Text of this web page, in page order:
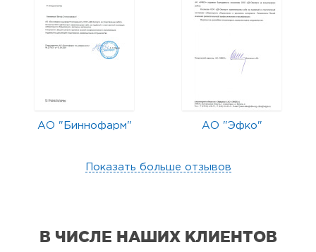
АО "Биннофарм" АО "Эфко"
Показать больше отзывов
В ЧИСЛЕ НАШИХ КЛИЕНТОВ